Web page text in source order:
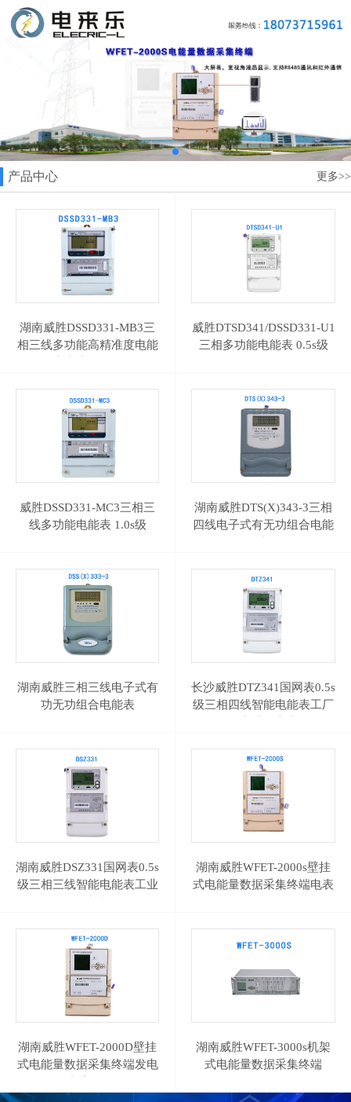
产品中心 更多>>
湖南威胜DSSD331-MB3三
相三线多功能高精准度电能
威胜DTSD341/DSSD331-U1
三相多功能电能表 0.5s级
威胜DSSD331-MC3三相三
线多功能电能表 1.0s级
湖南威胜DTS(X)343-3三相
四线电子式有无功组合电能
湖南威胜三相三线电子式有
功无功组合电能表
长沙威胜DTZ341国网表0.5s
级三相四线智能电能表工厂
湖南威胜DSZ331国网表0.5s
级三相三线智能电能表工业
湖南威胜WFET-2000s壁挂
式电能量数据采集终端电表
湖南威胜WFET-2000D壁挂
式电能量数据采集终端发电
湖南威胜WFET-3000s机架
式电能量数据采集终端